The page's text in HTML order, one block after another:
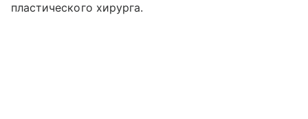
пластического хирурга.